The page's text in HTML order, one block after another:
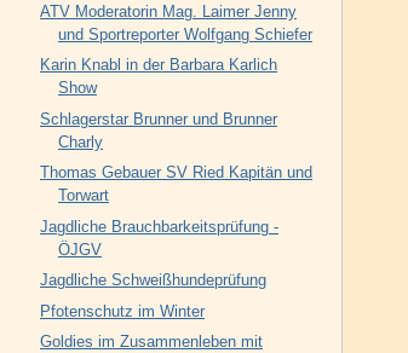
ATV Moderatorin Mag. Laimer Jenny
und Sportreporter Wolfgang Schiefer
Karin Knabl in der Barbara Karlich
Show
Schlagerstar Brunner und Brunner
Charly
Thomas Gebauer SV Ried Kapitän und
Torwart
Jagdliche Brauchbarkeitsprüfung -
ÖJGV
Jagdliche Schweißhundeprüfung
Pfotenschutz im Winter
Goldies im Zusammenleben mit